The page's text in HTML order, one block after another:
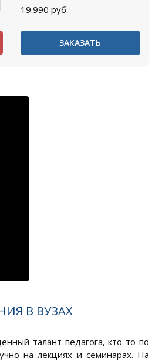
19.990 руб.
ЗАКАЗАТЬ
В ВУЗАХ
талант педагога, кто-то по
на лекциях и семинарах. На